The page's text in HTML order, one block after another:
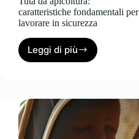
caratteristiche fondamentali per
lavorare in sicurezza
Leggi di più
Tuta
fondamentali
per
lavorare